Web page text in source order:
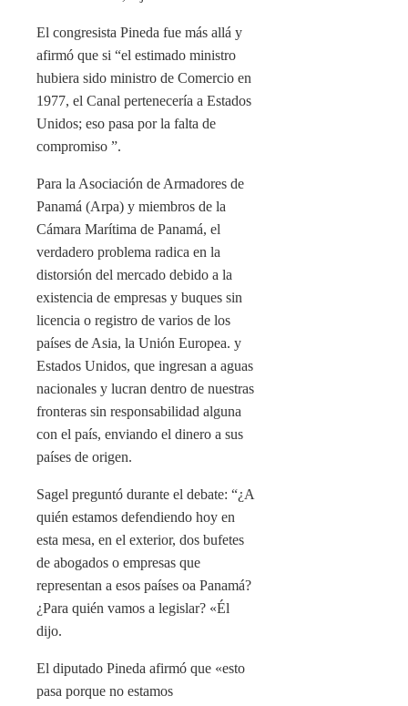
El congresista Pineda fue más allá y
afirmó que si “el estimado ministro
hubiera sido ministro de Comercio en
1977, el Canal pertenecería a Estados
Unidos; eso pasa por la falta de
compromiso ”.
Para la Asociación de Armadores de
Panamá (Arpa) y miembros de la
Cámara Marítima de Panamá, el
verdadero problema radica en la
distorsión del mercado debido a la
existencia de empresas y buques sin
licencia o registro de varios de los
países de Asia, la Unión Europea. y
Estados Unidos, que ingresan a aguas
nacionales y lucran dentro de nuestras
fronteras sin responsabilidad alguna
con el país, enviando el dinero a sus
países de origen.
Sagel preguntó durante el debate: “¿A
quién estamos defendiendo hoy en
esta mesa, en el exterior, dos bufetes
de abogados o empresas que
representan a esos países oa Panamá?
¿Para quién vamos a legislar? «Él
dijo.
El diputado Pineda afirmó que «esto
pasa porque no estamos